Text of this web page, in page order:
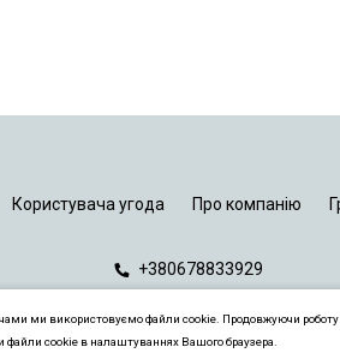
Користувача угода Про компанію
+380678833929
ми використовуємо файли cookie. Продовжуючи
cookie в налаштуваннях Вашого браузера.